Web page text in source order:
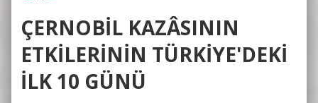
ÇERNOBİL KAZÂSININ
ETKİLERİNİN TÜRKİYE'DEKİ
İLK 10 GÜNÜ